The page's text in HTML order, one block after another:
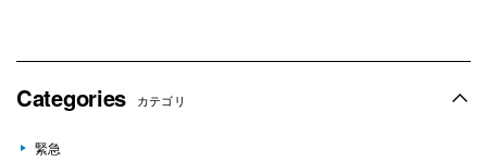
Categories カテゴリ
緊急